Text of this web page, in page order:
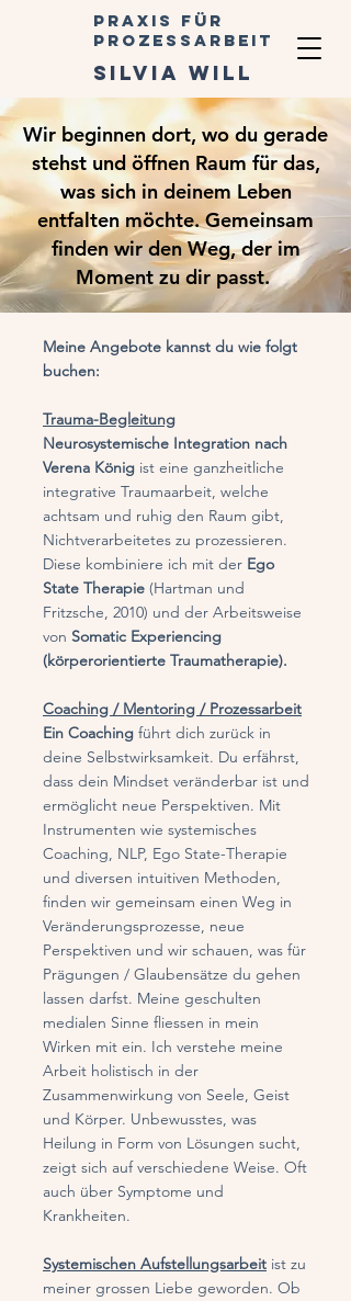
silvia will
Praxis für
Prozessarbeit
Wir beginnen dort, wo du gerade
stehst und öffnen Raum für das,
was sich in deinem Leben
entfalten möchte. Gemeinsam
finden wir den Weg, der im
Moment zu dir passt.
Meine Angebote kannst du wie folgt
buchen:
Trauma-Begleitung
Neurosystemische Integration nach
Verena König ist eine ganzheitliche
integrative Traumaarbeit, welche
achtsam und ruhig den Raum gibt,
Nichtverarbeitetes zu prozessieren.
Diese kombiniere ich mit der Ego
State Therapie (Hartman und
Fritzsche, 2010) und der ​​Arbeitsweise
von Somatic Experiencing
(körperorientierte Traumatherapie).
Coaching / Mentoring / Prozessarbeit
Ein Coaching führt dich zurück in
deine Selbstwirksamkeit. Du erfährst,
dass dein Mindset veränderbar ist und
ermöglicht neue Perspektiven. Mit
Instrumenten wie systemisches
Coaching, NLP, Ego State-Therapie
und diversen intuitiven Methoden,
finden wir gemeinsam einen Weg in
Veränderungsprozesse, neue
Perspektiven und wir schauen, was für
Prägungen / Glaubensätze du gehen
lassen darfst. Meine geschulten
medialen Sinne fliessen in mein
Wirken mit ein. Ich verstehe meine
Arbeit holistisch in der
Zusammenwirkung von Seele, Geist
und Körper. Unbewusstes, was
Heilung in Form von Lösungen sucht,
zeigt sich auf verschiedene Weise. Oft
auch über Symptome und
Krankheiten.
​Systemischen Aufstellungsarbeit ist zu
meiner grossen Liebe geworden. Ob